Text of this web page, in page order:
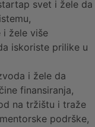
svet i žele da
i žele više
iskoriste prilike u
i žele da
finansiranja,
na tržištu i traže
podrške,